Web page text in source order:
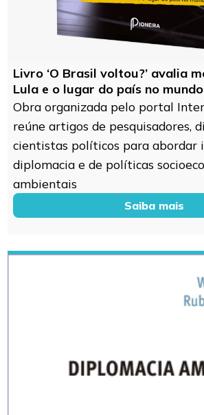
Livro ‘O Brasil voltou?’ avalia
Lula e o lugar do país no mundo
Obra organizada pelo portal
reúne artigos de pesquisadores,
cientistas políticos para abordar
diplomacia e de políticas
ambientais
Saiba mais